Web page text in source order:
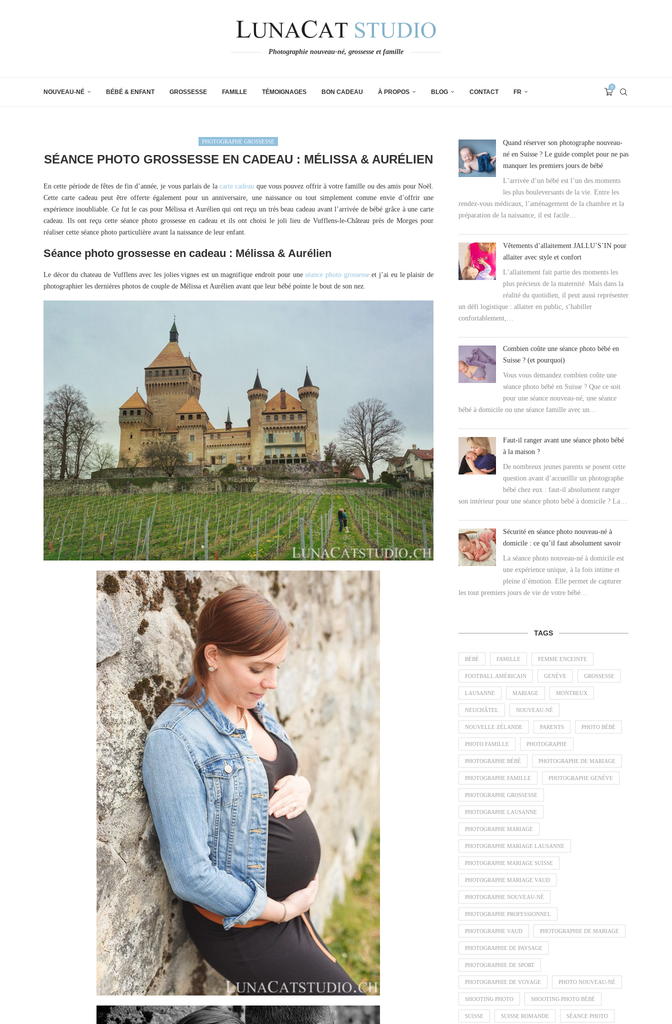
Photographie nouveau-né, grossesse et famille
NOUVEAU-NÉ BÉBÉ & ENFANT GROSSESSE FAMILLE TÉMOIGNAGES BON CADEAU À PROPOS BLOG CONTACT FR
0
PHOTOGRAPHE GROSSESSE
SÉANCE PHOTO GROSSESSE EN CADEAU : MÉLISSA & AURÉLIEN
En cette période de fêtes de fin d’année, je vous parlais de la carte cadeau que vous pouvez offrir à votre famille ou des amis pour Noël.
Cette carte cadeau peut être offerte également pour un anniversaire, une naissance ou tout simplement comme envie d’offrir une
expérience inoubliable. Ce fut le cas pour Mélissa et Aurélien qui ont reçu un très beau cadeau avant l’arrivée de bébé grâce à une carte
cadeau. Ils ont reçu cette séance photo grossesse en cadeau et ils ont choisi le joli lieu de Vufflens-le-Château près de Morges pour
réaliser cette séance photo particulière avant la naissance de leur enfant.
Séance photo grossesse en cadeau : Mélissa & Aurélien
Le décor du chateau de Vufflens avec les jolies vignes est un magnifique endroit pour uneséance photo grossesseet j’ai eu le plaisir de
photographier les dernières photos de couple de Mélissa et Aurélien avant que leur bébé pointe le bout de son nez.
Quand réserver son photographe nouveau-
né en Suisse ? Le guide complet pour ne pas
manquer les premiers jours de bébé
L’arrivée d’un bébé est l’un des moments
les plus bouleversants de la vie. Entre les
rendez-vous médicaux, l’aménagement de la chambre et la
préparation de la naissance, il est facile…
Vêtements d’allaitement JALLU’S’IN pour
allaiter avec style et confort
L’allaitement fait partie des moments les
plus précieux de la maternité. Mais dans la
réalité du quotidien, il peut aussi représenter
un défi logistique : allaiter en public, s’habiller
confortablement,…
Combien coûte une séance photo bébé en
Suisse ? (et pourquoi)
Vous vous demandez combien coûte une
séance photo bébé en Suisse ? Que ce soit
pour une séance nouveau-né, une séance
bébé à domicile ou une séance famille avec un…
Faut-il ranger avant une séance photo bébé
à la maison ?
De nombreux jeunes parents se posent cette
question avant d’accueillir un photographe
bébé chez eux : faut-il absolument ranger
son intérieur pour une séance photo bébé à domicile ? La…
Sécurité en séance photo nouveau-né à
domicile : ce qu’il faut absolument savoir
La séance photo nouveau-né à domicile est
une expérience unique, à la fois intime et
pleine d’émotion. Elle permet de capturer
les tout premiers jours de vie de votre bébé…
TAGS
BÉBÉ FAMILLE FEMME ENCEINTE
FOOTBALL AMÉRICAIN GENÈVE GROSSESSE
LAUSANNE MARIAGE MONTREUX
NEUCHÂTEL NOUVEAU-NÉ
NOUVELLE ZÉLANDE PARENTS PHOTO BÉBÉ
PHOTO FAMILLE PHOTOGRAPHE
PHOTOGRAPHE BÉBÉ PHOTOGRAPHE DE MARIAGE
PHOTOGRAPHE FAMILLE PHOTOGRAPHE GENÈVE
PHOTOGRAPHE GROSSESSE
PHOTOGRAPHE LAUSANNE
PHOTOGRAPHE MARIAGE
PHOTOGRAPHE MARIAGE LAUSANNE
PHOTOGRAPHE MARIAGE SUISSE
PHOTOGRAPHE MARIAGE VAUD
PHOTOGRAPHE NOUVEAU-NÉ
PHOTOGRAPHE PROFESSIONNEL
PHOTOGRAPHE VAUD PHOTOGRAPHIE DE MARIAGE
PHOTOGRAPHIE DE PAYSAGE
PHOTOGRAPHIE DE SPORT
PHOTOGRAPHIE DE VOYAGE PHOTO NOUVEAU-NÉ
SHOOTING PHOTO SHOOTING PHOTO BÉBÉ
SUISSE SUISSE ROMANDE SÉANCE PHOTO